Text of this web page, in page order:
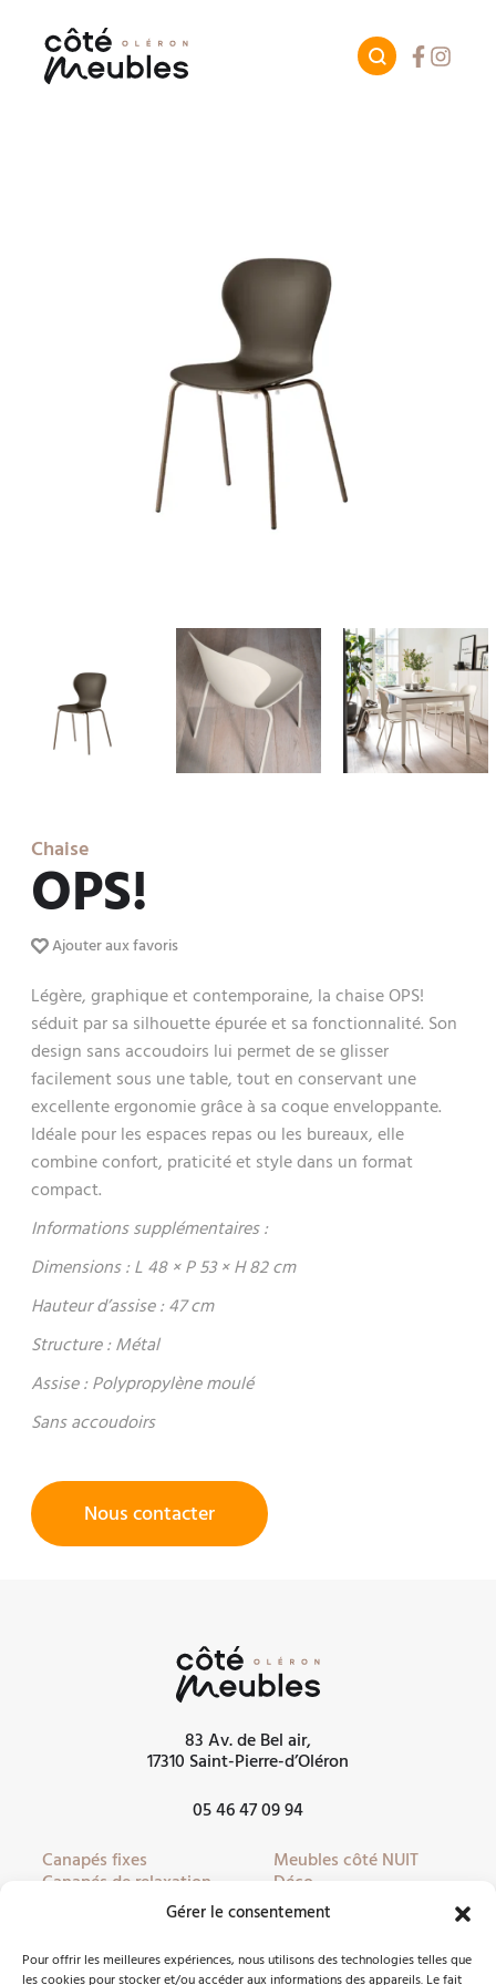
Gérer le consentement
Pour offrir les meilleures expériences, nous utilisons des technologies telles que
les cookies pour stocker et/ou accéder aux informations des appareils. Le fait
Facebook
Chaise
OPS!
Ajouter aux favoris
Légère, graphique et contemporaine, la chaise OPS!
séduit par sa silhouette épurée et sa fonctionnalité. Son
design sans accoudoirs lui permet de se glisser
facilement sous une table, tout en conservant une
excellente ergonomie grâce à sa coque enveloppante.
Idéale pour les espaces repas ou les bureaux, elle
combine confort, praticité et style dans un format
compact.
Informations supplémentaires :
Dimensions : L 48 × P 53 × H 82 cm
Hauteur d’assise : 47 cm
Structure : Métal
Assise : Polypropylène moulé
Sans accoudoirs
Nous contacter
83 Av. de Bel air,
17310 Saint-Pierre-d’Oléron
05 46 47 09 94
Canapés fixes
Canapés de relaxation
Canapés convertibles
Meubles côté JOUR
Meubles côté NUIT
Déco
Literie
Partenaires